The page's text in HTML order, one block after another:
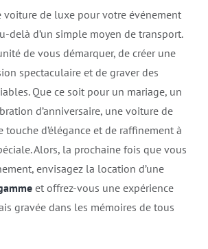
voiture de luxe pour votre événement
delà d’un simple moyen de transport.
de vous démarquer, de créer une
spectaculaire et de graver des
Que ce soit pour un mariage, un
d’anniversaire, une voiture de
touche d’élégance et de raffinement à
Alors, la prochaine fois que vous
envisagez la location d’une
et offrez-vous une expérience
gravée dans les mémoires de tous